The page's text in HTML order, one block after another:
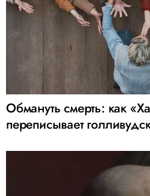
Обмануть смерть: как
переписывает